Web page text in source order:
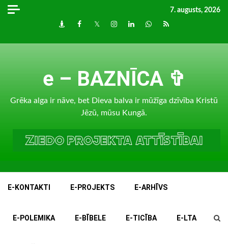
Skip
7. augusts, 2026
DraugiemFacebook
TwitterInstagram
LinkedInwhatsapp
RSS
e – BAZNĪCA ✞
Grēka alga ir nāve, bet Dieva balva ir mūžīga dzīvība Kristū
Jēzū, mūsu Kungā.
E-KONTAKTI E-PROJEKTS E-ARHĪVS
E-POLEMIKA E-BĪBELE E-TICĪBA E-LTA